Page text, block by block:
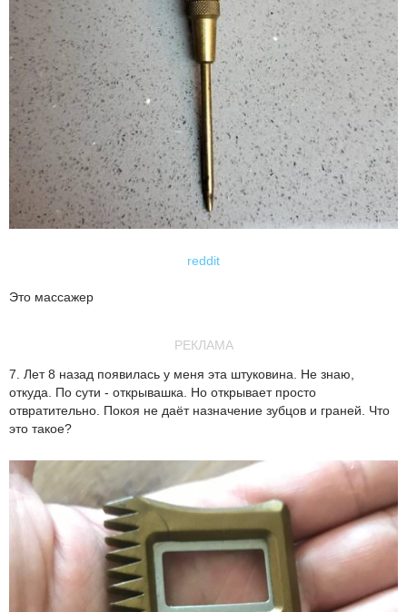
reddit
Это массажер
РЕКЛАМА
7. Лет 8 назад появилась у меня эта штуковина. Не знаю,
откуда. По сути - открывашка. Но открывает просто
отвратительно. Покоя не даёт назначение зубцов и граней. Что
это такое?